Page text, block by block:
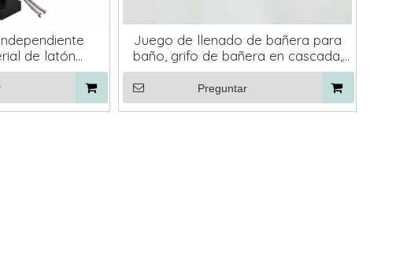
de latón
precio de
Juego de llenado de bañera para
baño, grifo de bañera en cascada,
negro con ducha de mano
Preguntar